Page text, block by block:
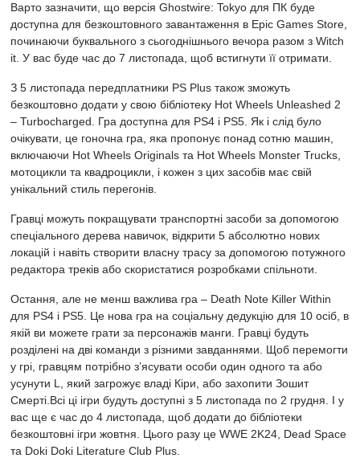
Варто зазначити, що версія Ghostwire: Tokyo для ПК буде
доступна для безкоштовного завантаження в Epic Games Store,
починаючи буквального з сьогоднішнього вечора разом з Witch
it. У вас буде час до 7 листопада, щоб встигнути її отримати.
З 5 листопада передплатники PS Plus також зможуть
безкоштовно додати у свою бібліотеку Hot Wheels Unleashed 2
– Turbocharged. Гра доступна для PS4 і PS5. Як і слід було
очікувати, це гоночна гра, яка пропонує понад сотню машин,
включаючи Hot Wheels Originals та Hot Wheels Monster Trucks,
мотоцикли та квадроцикли, і кожен з цих засобів має свій
унікальний стиль перегонів.
Гравці можуть покращувати транспортні засоби за допомогою
спеціального дерева навичок, відкрити 5 абсолютно нових
локацій і навіть створити власну трасу за допомогою потужного
редактора треків або скористатися розробками спільноти.
Остання, але не менш важлива гра – Death Note Killer Within
для PS4 і PS5. Це нова гра на соціальну дедукцію для 10 осіб, в
якій ви можете грати за персонажів манги. Гравці будуть
розділені на дві команди з різними завданнями. Щоб перемогти
у грі, гравцям потрібно з’ясувати особи один одного та або
усунути L, який загрожує владі Кіри, або захопити Зошит
Смерті. Всі ці ігри будуть доступні з 5 листопада по 2 грудня. І у
вас ще є час до 4 листопада, щоб додати до бібліотеки
безкоштовні ігри жовтня. Цього разу це WWE 2K24, Dead Space
та Doki Doki Literature Club Plus.